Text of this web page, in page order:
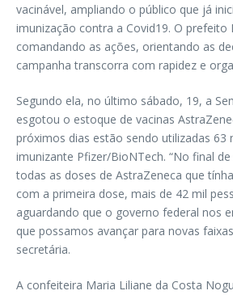
vacinável, ampliando o público que já
imunização contra a Covid19. O prefeito
comandando as ações, orientando as
campanha transcorra com rapidez e
Segundo ela, no último sábado, 19, a
esgotou o estoque de vacinas
próximos dias estão sendo utilizadas 63
imunizante Pfizer/BioNTech. “No final
todas as doses de AstraZeneca que
com a primeira dose, mais de 42 mil
aguardando que o governo federal nos
que possamos avançar para novas
secretária.
A confeiteira Maria Liliane da Costa